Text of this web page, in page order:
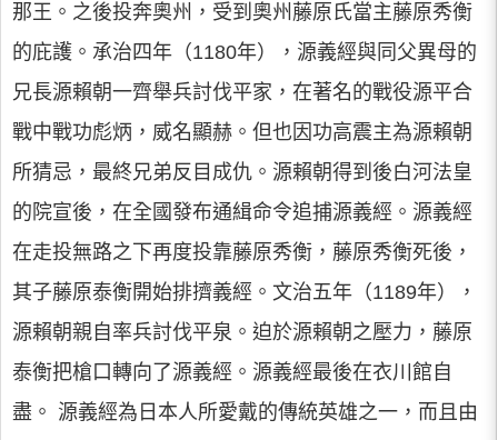
那王。之後投奔奧州，受到奧州藤原氏當主藤原秀衡
的庇護。承治四年（1180年），源義經與同父異母的
兄長源賴朝一齊舉兵討伐平家，在著名的戰役源平合
戰中戰功彪炳，威名顯赫。但也因功高震主為源賴朝
所猜忌，最終兄弟反目成仇。源賴朝得到後白河法皇
的院宣後，在全國發布通緝命令追捕源義經。源義經
在走投無路之下再度投靠藤原秀衡，藤原秀衡死後，
其子藤原泰衡開始排擠義經。文治五年（1189年），
源賴朝親自率兵討伐平泉。迫於源賴朝之壓力，藤原
泰衡把槍口轉向了源義經。源義經最後在衣川館自
盡。 源義經為日本人所愛戴的傳統英雄之一，而且由